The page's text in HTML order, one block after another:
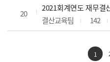
20
2021회계연도 재무결
결산교육팀
142
1